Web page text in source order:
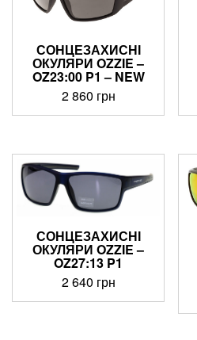
СОНЦЕЗАХИСНІ
ОКУЛЯРИ OZZIE –
OZ23:00 P1 – NEW
2 860 грн
СОНЦЕЗАХИСНІ
ОКУЛЯРИ OZZIE –
OZ27:13 P1
2 640 грн